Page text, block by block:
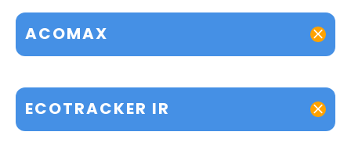
ACOMAX
ECOTRACKER IR